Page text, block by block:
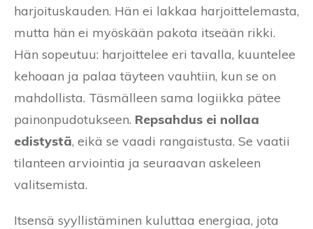
harjoituskauden. Hän ei lakkaa harjoittelemasta,
mutta hän ei myöskään pakota itseään rikki.
Hän sopeutuu: harjoittelee eri tavalla, kuuntelee
kehoaan ja palaa täyteen vauhtiin, kun se on
mahdollista. Täsmälleen sama logiikka pätee
painonpudotukseen. Repsahdus ei nollaa
edistystä, eikä se vaadi rangaistusta. Se vaatii
tilanteen arviointia ja seuraavan askeleen
valitsemista.
Itsensä syyllistäminen kuluttaa energiaa, jota